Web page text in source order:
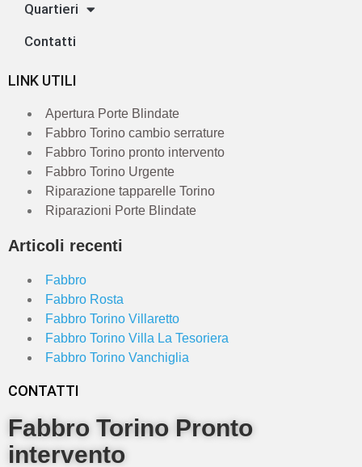
Quartieri
Contatti
LINK UTILI
Apertura Porte Blindate
Fabbro Torino cambio serrature
Fabbro Torino pronto intervento
Fabbro Torino Urgente
Riparazione tapparelle Torino
Riparazioni Porte Blindate
Articoli recenti
Fabbro
Fabbro Rosta
Fabbro Torino Villaretto
Fabbro Torino Villa La Tesoriera
Fabbro Torino Vanchiglia
CONTATTI
Fabbro Torino Pronto
intervento